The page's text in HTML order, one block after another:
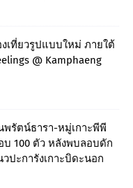
เที่ยวรูปแบบใหม่ ภายใต้
@ Kamphaeng
รัตน์ธารา-หมู่เกาะพีพี
บ 100 ตัว หลังพบลอบดัก
ปะการังเกาะบิดะนอก